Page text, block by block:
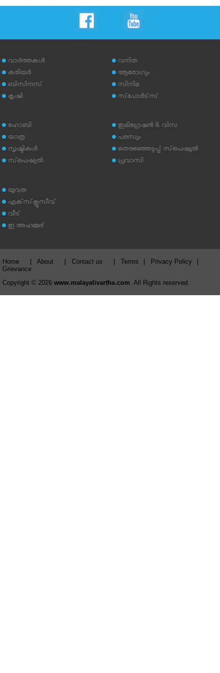
വാര്‍ത്തകള്‍
കരിയര്‍
ബിസിനസ്
കൃഷി
വനിത
ആരോഗ്യം
സിനിമ
സ്‌പോര്‍ട്‌സ്
ഹോബി
യാത്ര
സൃഷ്ടികള്‍
സ്‌പെഷ്യല്‍
ഇമിഗ്രേഷന്‍ & വിസ
പരസ്യം
തെരഞ്ഞെടുപ്പ് സ്‌പെഷ്യല്‍
പ്രവാസി
യുവത
എക്‌സ്‌ക്ലൂസീവ്
വീട്
ഇ അഹമ്മദ്‌
Home About Contact us Terms Privacy Policy
Grievance
Copyright © 2026 www.malayalivartha.com . All Rights reserved.